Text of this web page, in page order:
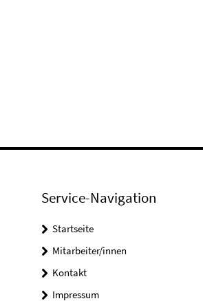
Service-Navigation
Startseite
Mitarbeiter/innen
Kontakt
Impressum